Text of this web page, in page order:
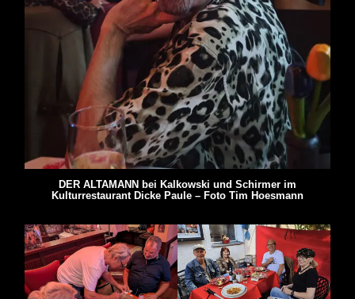
DER ALTAMANN bei Kalkowski und Schirmer im
Kulturrestaurant Dicke Paule – Foto Tim Hoesmann